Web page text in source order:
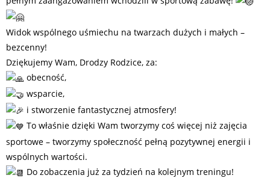
Widok wspólnego uśmiechu na twarzach dużych i małych –
bezcenny!
Dziękujemy Wam, Drodzy Rodzice, za:
obecność,
wsparcie,
i stworzenie fantastycznej atmosfery!
To właśnie dzięki Wam tworzymy coś więcej niż zajęcia
sportowe – tworzymy społeczność pełną pozytywnej energii i
wspólnych wartości.
Do zobaczenia już za tydzień na kolejnym treningu!